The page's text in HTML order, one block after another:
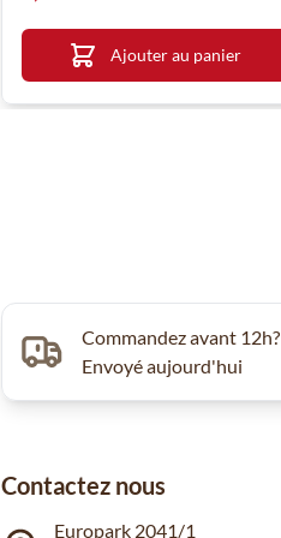
Ajouter au panier
Commandez avant 12h?
Envoyé aujourd'hui
Contactez nous
Europark 2041/1